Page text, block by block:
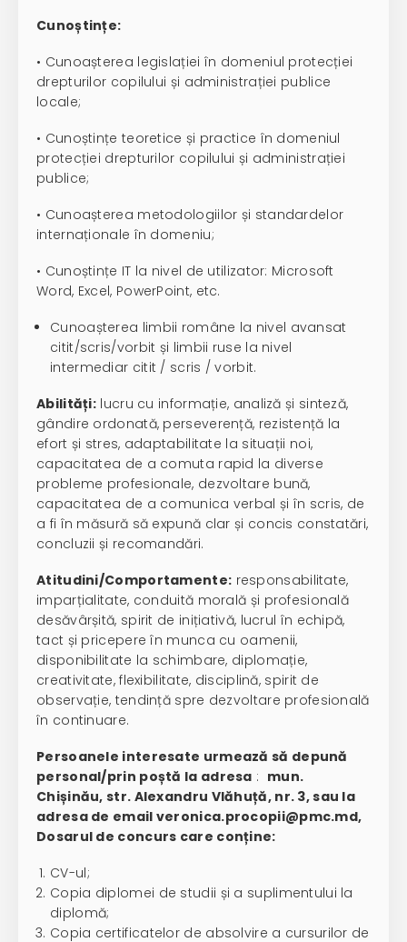
Cunoștințe:
• Cunoașterea legislației în domeniul protecției
drepturilor copilului și administrației publice
locale;
• Cunoștințe teoretice și practice în domeniul
protecției drepturilor copilului și administrației
publice;
• Cunoașterea metodologiilor și standardelor
internaționale în domeniu;
• Cunoștințe IT la nivel de utilizator: Microsoft
Word, Excel, PowerPoint, etc.
Cunoașterea limbii române la nivel avansat
citit/scris/vorbit și limbii ruse la nivel
intermediar citit / scris / vorbit.
Abilități: lucru cu informație, analiză și sinteză,
gândire ordonată, perseverență, rezistență la
efort și stres, adaptabilitate la situații noi,
capacitatea de a comuta rapid la diverse
probleme profesionale, dezvoltare bună,
capacitatea de a comunica verbal și în scris, de
a fi în măsură să expună clar și concis constatări,
concluzii și recomandări.
Atitudini/Comportamente: responsabilitate,
imparțialitate, conduită morală și profesională
desăvârșită, spirit de inițiativă, lucrul în echipă,
tact și pricepere în munca cu oamenii,
disponibilitate la schimbare, diplomație,
creativitate, flexibilitate, disciplină, spirit de
observație, tendință spre dezvoltare profesională
în continuare.
Persoanele interesate urmează să depună
personal/prin poștă la adresa : mun.
Chișinău, str. Alexandru Vlăhuță, nr. 3, sau la
adresa de email veronica.procopii@pmc.md,
Dosarul de concurs care conține:
CV-ul;
Copia diplomei de studii și a suplimentului la
diplomă;
Copia certificatelor de absolvire a cursurilor de